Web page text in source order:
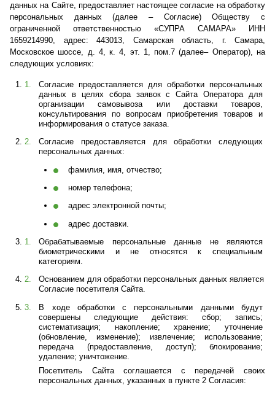
данных на Сайте, предоставляет настоящее согласие на обработку
персональных данных (далее – Согласие) Обществу с
ограниченной ответственностью «СУПРА САМАРА» ИНН
1659214990, адрес: 443013, Самарская область, г. Самара,
Московское шоссе, д. 4, к. 4, эт. 1, пом.7 (далее– Оператор), на
следующих условиях:
Согласие предоставляется для обработки персональных
данных в целях сбора заявок с Сайта Оператора для
организации самовывоза или доставки товаров,
консультирования по вопросам приобретения товаров и
информирования о статусе заказа.
Согласие предоставляется для обработки следующих
персональных данных:
фамилия, имя, отчество;
номер телефона;
адрес электронной почты;
адрес доставки.
Обрабатываемые персональные данные не являются
биометрическими и не относятся к специальным
категориям.
Основанием для обработки персональных данных является
Согласие посетителя Сайта.
В ходе обработки с персональными данными будут
совершены следующие действия: сбор; запись;
систематизация; накопление; хранение; уточнение
(обновление, изменение); извлечение; использование;
передача (предоставление, доступ); блокирование;
удаление; уничтожение.
Посетитель Сайта соглашается с передачей своих
персональных данных, указанных в пункте 2 Согласия: